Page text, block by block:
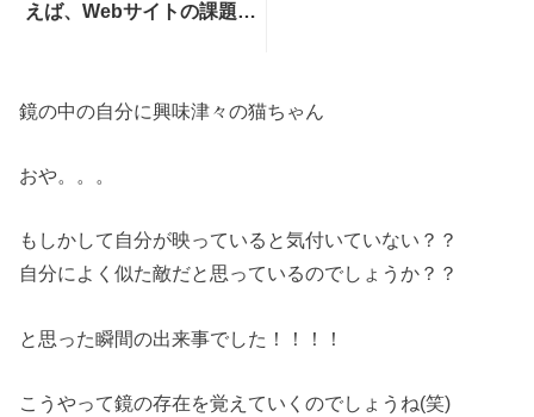
えば、Webサイトの課題が
鏡の中の自分に興味津々の猫ちゃん
おや。。。
もしかして自分が映っていると気付いていない？？
自分によく似た敵だと思っているのでしょうか？？
と思った瞬間の出来事でした！！！！
こうやって鏡の存在を覚えていくのでしょうね(笑)